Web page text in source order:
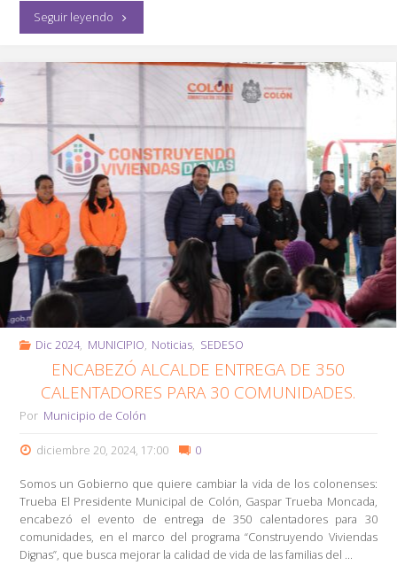
Seguir leyendo"Sigamos
de
Colón:
Trueba"
Dic 2024, MUNICIPIO, Noticias, SEDESO
ENCABEZÓ ALCALDE ENTREGA DE 350
CALENTADORES PARA 30 COMUNIDADES.
Por Municipio de Colón
diciembre 20, 2024, 17:00 0
Somos un Gobierno que quiere cambiar la vida de los colonenses:
Trueba El Presidente Municipal de Colón, Gaspar Trueba Moncada,
encabezó el evento de entrega de 350 calentadores para 30
comunidades, en el marco del programa “Construyendo Viviendas
Dignas”, que busca mejorar la calidad de vida de las familias del …